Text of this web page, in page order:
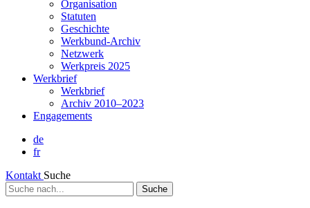
Organisation
Statuten
Geschichte
Werkbund-Archiv
Netzwerk
Werkpreis 2025
Werkbrief
Werkbrief
Archiv 2010–2023
Engagements
de
fr
Kontakt Suche
Suche
nach...